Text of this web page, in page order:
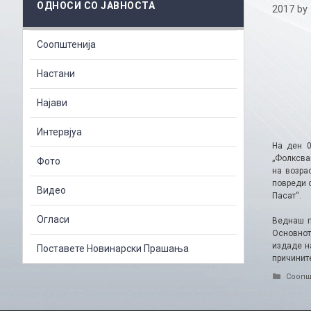
2017 by
На ден
на
повреди
Пасат“.
Веднаш
издаде
ОДНОСИ СО ЈАВНОСТА
Соопштенија
Настани
Најави
Интервјуа
Фото
Видео
Огласи
Поставете Новинарски Прашања